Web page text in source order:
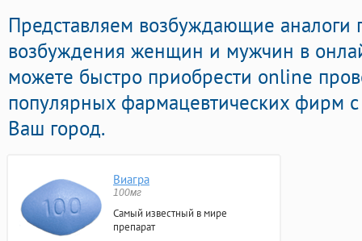
Представляем возбуждающие
возбуждения женщин и мужчин в
можете быстро приобрести online
популярных фармацевтических фирм с
Ваш город.
Виагра
100мг
Самый известный в мире
препарат